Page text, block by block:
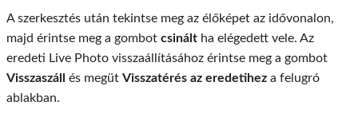
A szerkesztés után tekintse meg az élőképet az idővonalon,
majd érintse meg a gombot csinált ha elégedett vele. Az
eredeti Live Photo visszaállításához érintse meg a gombot
Visszaszáll
és megüt Visszatérés az eredetihez a felugró
ablakban.